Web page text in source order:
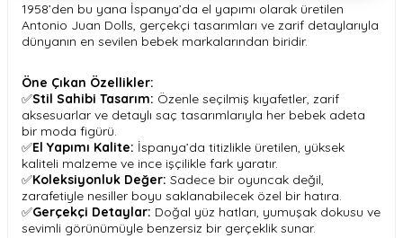
1958’den bu yana İspanya’da el yapımı olarak üretilen
Antonio Juan Dolls, gerçekçi tasarımları ve zarif detaylarıyla
dünyanın en sevilen bebek markalarından biridir.
Öne Çıkan Özellikler:
✅Stil Sahibi Tasarım: Özenle seçilmiş kıyafetler, zarif
aksesuarlar ve detaylı saç tasarımlarıyla her bebek adeta
bir moda figürü.
✅El Yapımı Kalite: İspanya’da titizlikle üretilen, yüksek
kaliteli malzeme ve ince işçilikle fark yaratır.
✅Koleksiyonluk Değer: Sadece bir oyuncak değil,
zarafetiyle nesiller boyu saklanabilecek özel bir hatıra.
✅Gerçekçi Detaylar: Doğal yüz hatları, yumuşak dokusu ve
sevimli görünümüyle benzersiz bir gerçeklik sunar.